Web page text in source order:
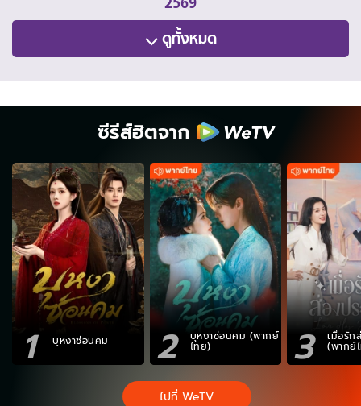
2569
ดูทั้งหมด
ซีรีส์ฮิตจาก
1 บุหงาซ่อนคม 2 บุหงาซ่อนคม (พากย์
ไทย) 3 เมื่อรัก
(พากย์
ไปที่ WeTV